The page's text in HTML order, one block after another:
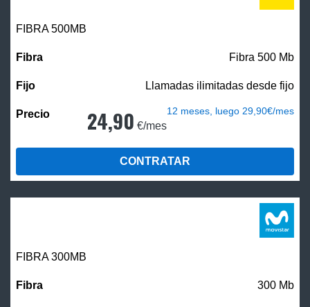
FIBRA500MB
Fibra 500 Mb
Llamadas ilimitadas desde fijo
24,90 €/mes
12 meses, luego 29,90€/mes
CONTRATAR
FIBRA 300MB
300 Mb